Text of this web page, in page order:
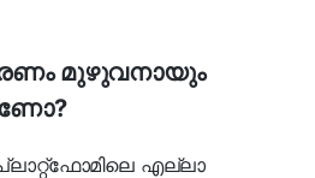
മുഴുവനായും
എല്ലാ